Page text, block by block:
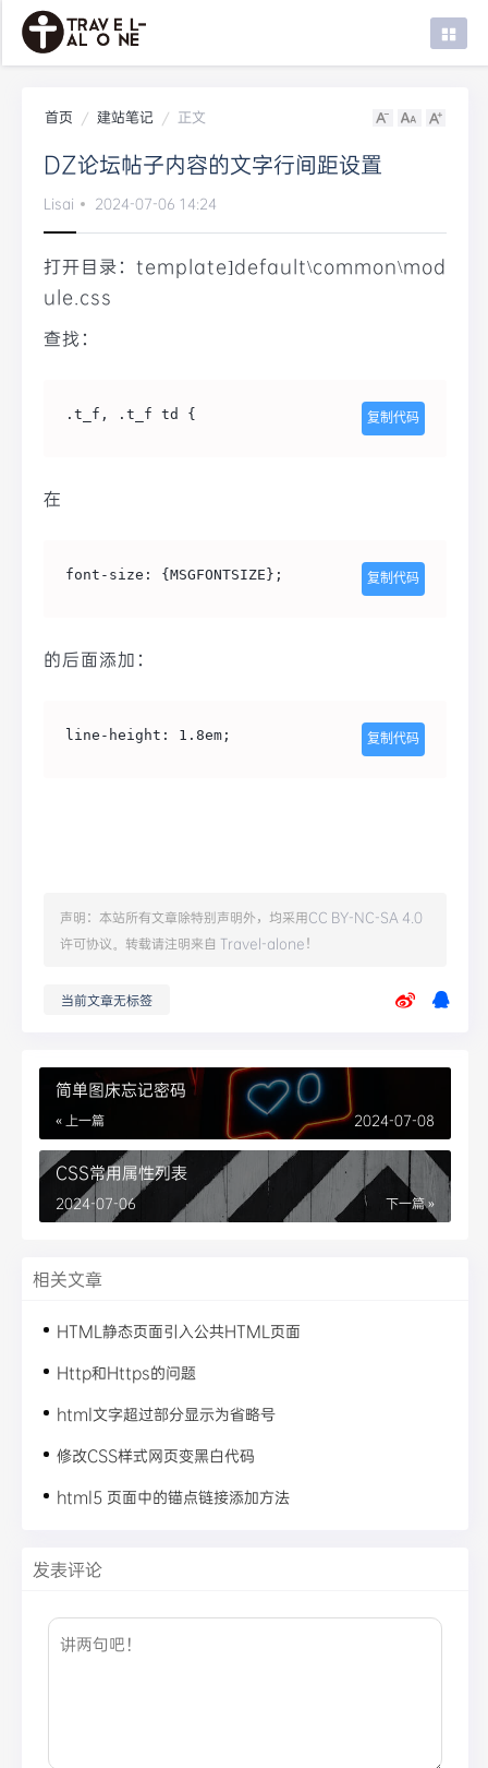
建站笔记
系统笔记
首页 建站笔记 正文
DZ论坛帖子内容的文字行间距设置
Lisai 2024-07-06 14:24
打开目录：template]default\common\mod
ule.css
查找：
复制代码
.t_f, .t_f td {
在
复制代码
font-size: {MSGFONTSIZE};
的后面添加：
复制代码
line-height: 1.8em;
声明：本站所有文章除特别声明外，均采用CC BY-NC-SA 4.0
许可协议。转载请注明来自 Travel-alone！
当前文章无标签
简单图床忘记密码
« 上一篇 2024-07-08
CSS常用属性列表
下一篇 »
2024-07-06
相关文章
HTML静态页面引入公共HTML页面
Http和Https的问题
html文字超过部分显示为省略号
修改CSS样式网页变黑白代码
html5 页面中的锚点链接添加方法
发表评论